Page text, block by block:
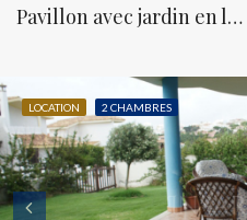
Pavillon avec jardin en location Sud Sardaigne
LOCATION 2 CHAMBRES